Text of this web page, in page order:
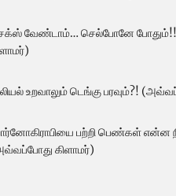
வேண்டாம்… செல்போனே
உறவாலும் டெங்கு பரவும்?!
பற்றி பெண்கள் என்ன
கிளாமர்)